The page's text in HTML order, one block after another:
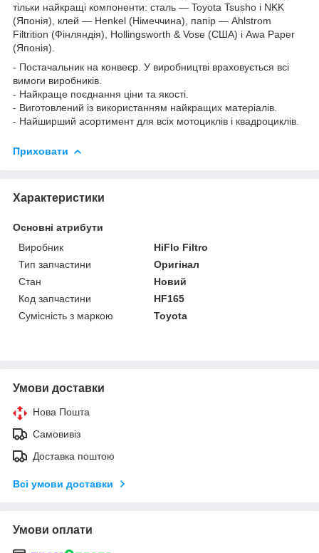
тільки найкращі компоненти: сталь — Toyota Tsusho і NKK
(Японія), клей — Henkel (Німеччина), папір — Ahlstrom
Filtrition (Фінляндія), Hollingsworth & Vose (США) і Awa Paper
(Японія).
- Постачальник на конвеєр. У виробництві враховується всі
вимоги виробників.
- Найкраще поєднання ціни та якості.
- Виготовлений із використанням найкращих матеріалів.
- Найширший асортимент для всіх мотоциклів і квадроциклів.
Приховати
Характеристики
Основні атрибути
Виробник
HiFlo Filtro
Тип запчастини
Оригінал
Стан
Новий
Код запчастини
HF165
Сумісність з маркою
Toyota
Умови доставки
Нова Пошта
Самовивіз
Доставка поштою
Всі умови доставки
Умови оплати